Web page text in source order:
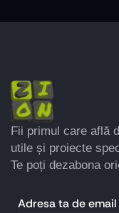
Fii primul care află
utile și proiecte
Te poți dezabona
Adresa ta de email